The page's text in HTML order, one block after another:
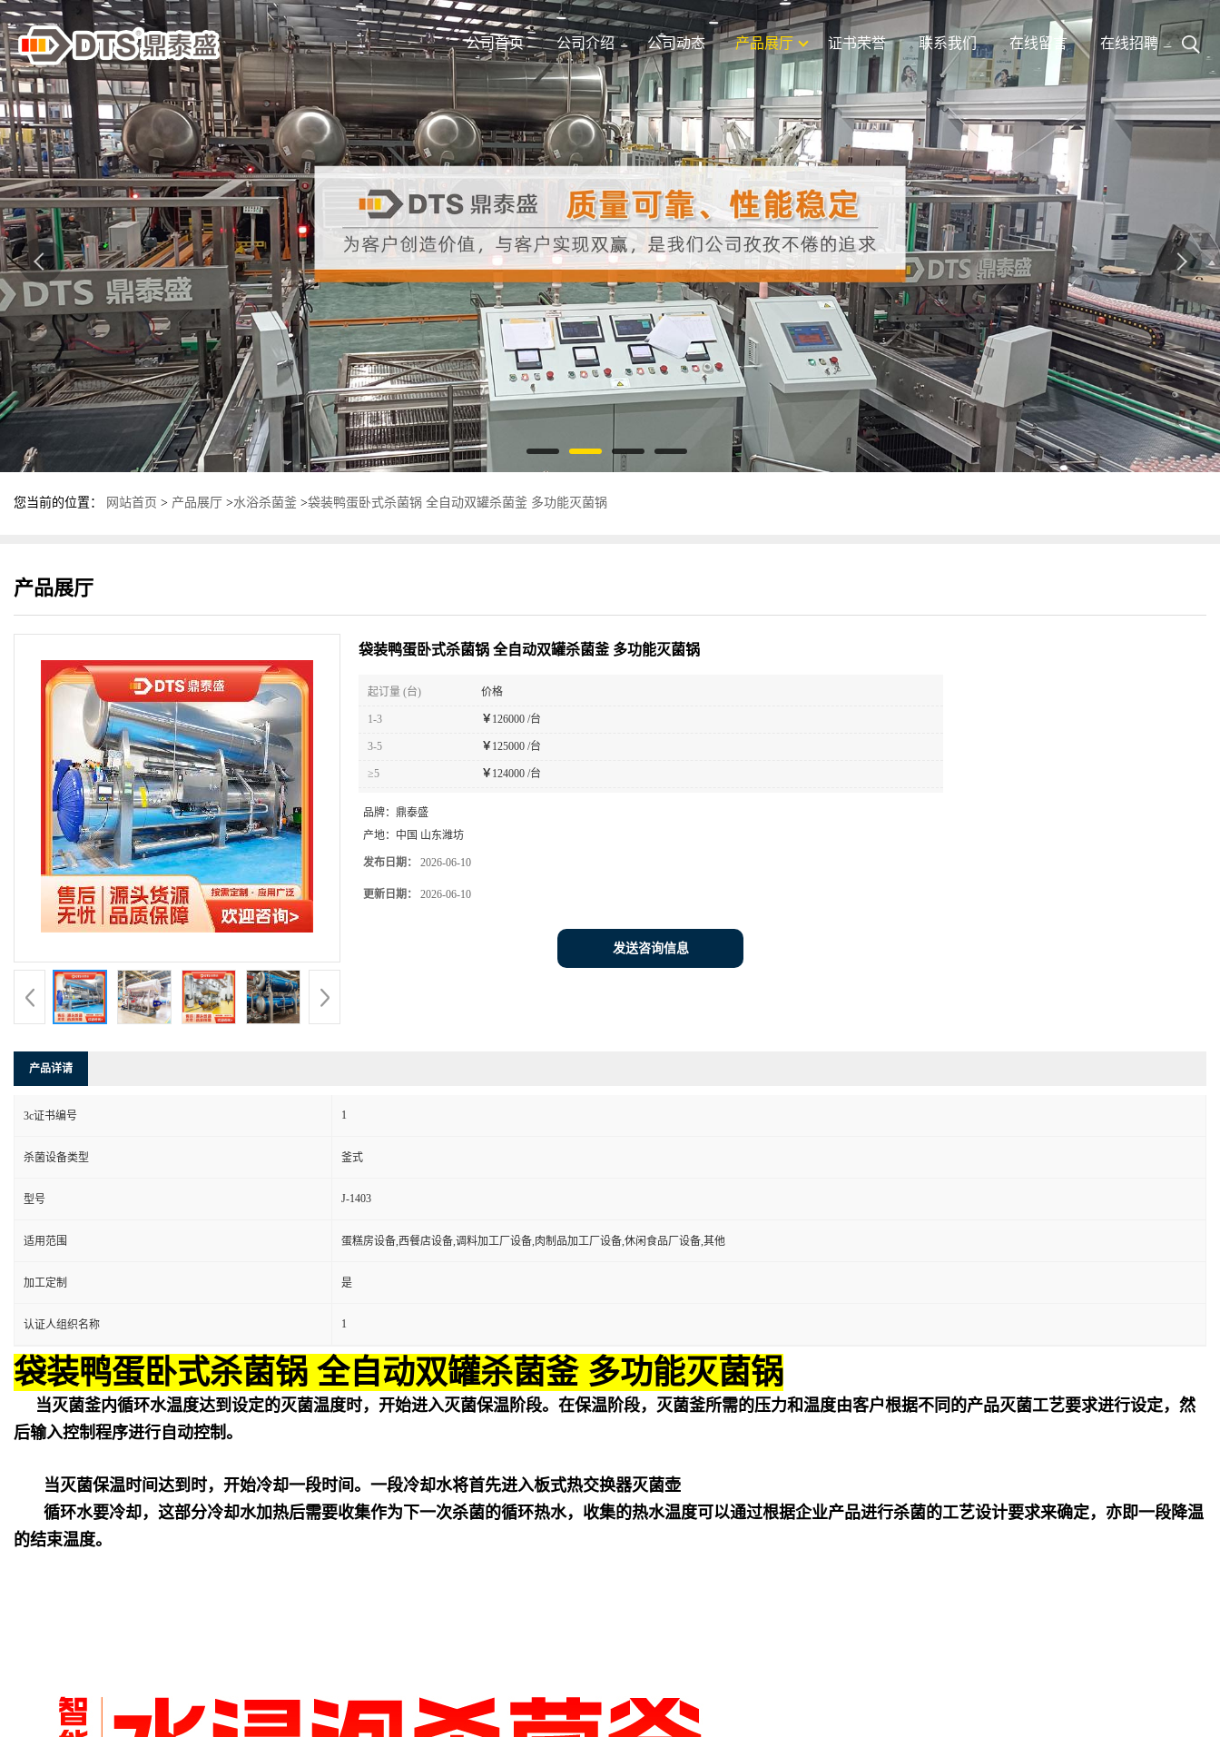
公司首页 公司介绍 公司动态 产品展厅 证书荣誉 联系我们 在线留言 在线招聘
您当前的位置： 网站首页 > 产品展厅 >水浴杀菌釜 >袋装鸭蛋卧式杀菌锅 全自动双罐杀菌釜 多功能灭菌锅
产品展厅
袋装鸭蛋卧式杀菌锅 全自动双罐杀菌釜 多功能灭菌锅
起订量 (台) 价格
1-3 ￥ 126000 /台
3-5 ￥ 125000 /台
≥5 ￥ 124000 /台
品牌： 鼎泰盛
产地： 中国 山东潍坊
发布日期： 2026-06-10
更新日期： 2026-06-10
发送咨询信息
产品详请
3c证书编号 1
杀菌设备类型 釜式
型号 J-1403
适用范围 蛋糕房设备,西餐店设备,调料加工厂设备,肉制品加工厂设备,休闲食品厂设备,其他
加工定制 是
认证人组织名称 1
袋装鸭蛋卧式杀菌锅 全自动双罐杀菌釜 多功能灭菌锅
当灭菌釜内循环水温度达到设定的灭菌温度时，开始进入灭菌保温阶段。在保温阶段，灭菌釜所需的压力和温度由客户根据不同的产品灭菌工艺要求进行设定，然
后输入控制程序进行自动控制。
当灭菌保温时间达到时，开始冷却一段时间。一段冷却水将首先进入板式热交换器灭菌壶
循环水要冷却，这部分冷却水加热后需要收集作为下一次杀菌的循环热水，收集的热水温度可以通过根据企业产品进行杀菌的工艺设计要求来确定，亦即一段降温
的结束温度。